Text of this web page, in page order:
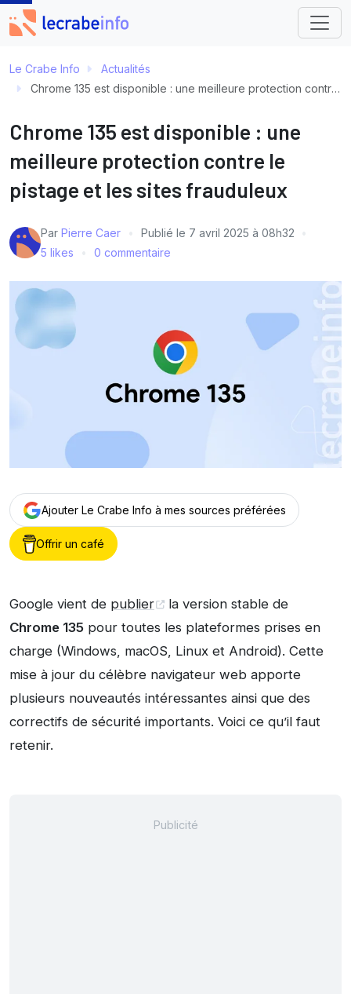
Le Crabe Info
Actualités
Chrome 135 est disponible : une meilleure protection contre le pistage et les sites frauduleux
Chrome 135 est disponible : une
meilleure protection contre le
pistage et les sites frauduleux
Par Pierre Caer Publié le 7 avril 2025 à 08h32
5 likes
0 commentaire
Ajouter Le Crabe Info à mes sources préférées
Offrir un café
Google vient de publier
la version stable de
Chrome 135 pour toutes les plateformes prises en
charge (Windows, macOS, Linux et Android). Cette
mise à jour du célèbre navigateur web apporte
plusieurs nouveautés intéressantes ainsi que des
correctifs de sécurité importants. Voici ce qu’il faut
retenir.